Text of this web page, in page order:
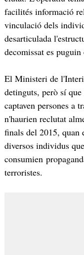
facilités informació
vinculació dels
desarticulada
decomissat es
El Ministeri de
detinguts, però sí
captaven persones a
n'haurien reclutat
finals del 2015, quan
diversos individus que
consumien
terroristes.